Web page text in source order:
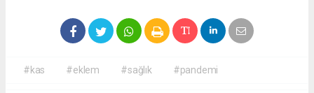
#kas #eklem #sağlık #pandemi